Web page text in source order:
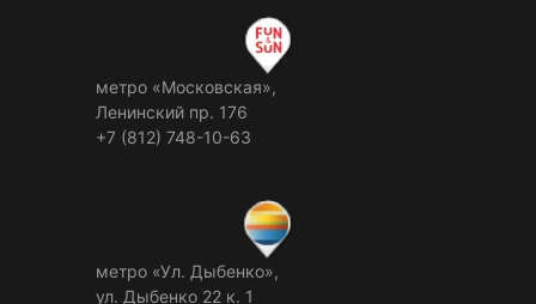
метро «Московская»,
Ленинский пр. 176
+7 (812) 748-10-63
метро «Ул. Дыбенко»,
ул. Дыбенко 22 к. 1